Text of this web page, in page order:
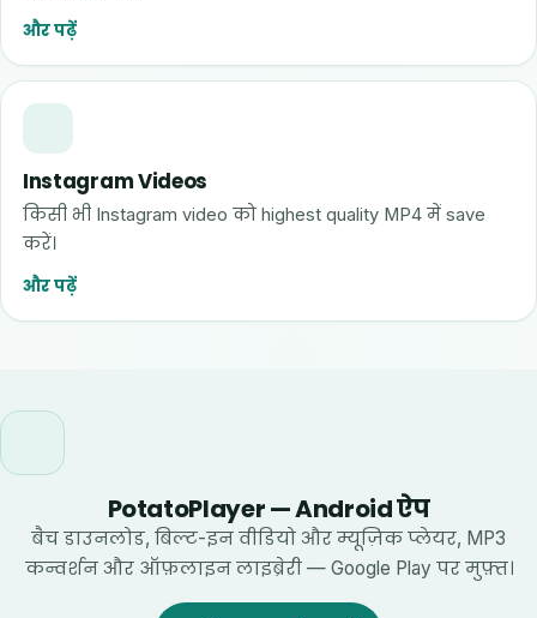
और पढ़ें
Instagram Videos
किसी भी Instagram video को highest quality MP4 में save
करें।
और पढ़ें
PotatoPlayer — Android ऐप
बैच डाउनलोड, बिल्ट-इन वीडियो और म्यूज़िक प्लेयर, MP3
कन्वर्शन और ऑफ़लाइन लाइब्रेरी — Google Play पर मुफ़्त।